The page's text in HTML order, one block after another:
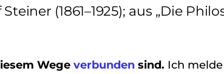
(1861–1925); aus „Die
Wege verbunden sind. Ich